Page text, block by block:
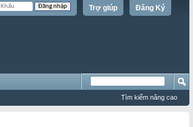
Đăng Ký
Trợ giúp
Tìm kiếm nâng cao